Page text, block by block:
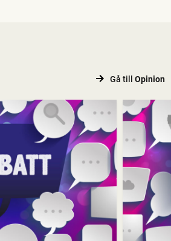
Gå till Opinion